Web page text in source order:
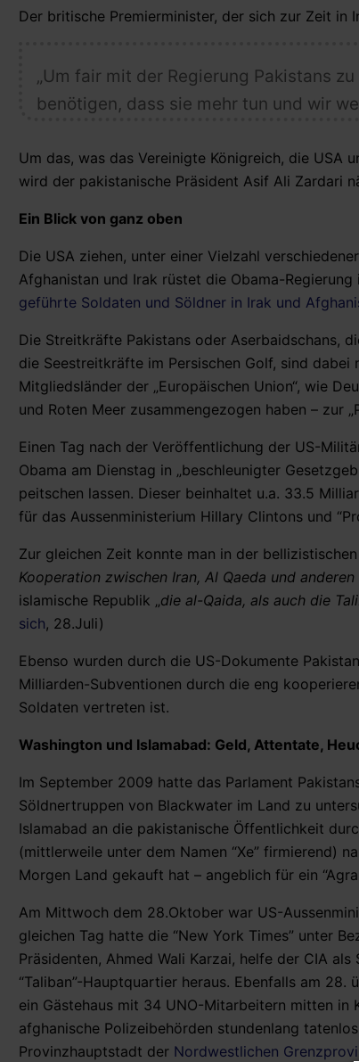
Der britische Premierminister, der sich zur Zeit in
„Um fair mit der Regierung Pakistans
benötigen, dass sie mehr tun und wir
Um das, was das Vereinigte Königreich, die USA
wird der pakistanische Präsident Asif Ali Zardari
Ein Blick von ganz oben
Die USA ziehen, unter einer Vielzahl
Afghanistan und Irak rüstet die Obama-
geführte Soldaten und Söldner in Irak und
Die Streitkräfte Pakistans oder Aserbaidschans,
die Seestreitkräfte im Persischen Golf, sind
Mitgliedsländer der „Europäischen Union“, wie
und Roten Meer zusammengezogen haben – zur
Einen Tag nach der Veröffentlichung der US-
Obama am Dienstag in „beschleunigter
peitschen lassen. Dieser beinhaltet u.a. 33.5
für das Aussenministerium Hillary Clintons und
Zur gleichen Zeit konnte man in der
Kooperation zwischen Iran, Al Qaeda und
islamische Republik „die al-Qaida, als auch die
sich, 28.Juli)
Ebenso wurden durch die US-Dokumente
Milliarden-Subventionen durch die eng
Soldaten vertreten ist.
Washington und Islamabad: Geld, Attentate,
Im September 2009 hatte das Parlament
Söldnertruppen von Blackwater im Land zu
Islamabad an die pakistanische Öffentlichkeit
(mittlerweile unter dem Namen “Xe” firmierend)
Morgen Land gekauft hat – angeblich für ein
Am Mittwoch dem 28.Oktober war US-
gleichen Tag hatte die “New York Times” unter
Präsidenten, Ahmed Wali Karzai, helfe der CIA
“Taliban”-Hauptquartier heraus. Ebenfalls am
ein Gästehaus mit 34 UNO-Mitarbeitern mitten
afghanische Polizeibehörden stundenlang
Provinzhauptstadt der Nordwestlichen